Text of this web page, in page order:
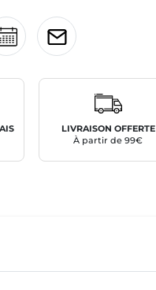
LIVRAISON OFFERTE
À partir de 99€